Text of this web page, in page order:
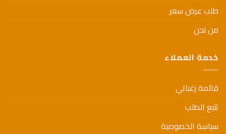
طلب عرض سعر
من نحن
خدمة العملاء
قائمة رغباتي
تتبع الطلب
سياسة الخصوصية